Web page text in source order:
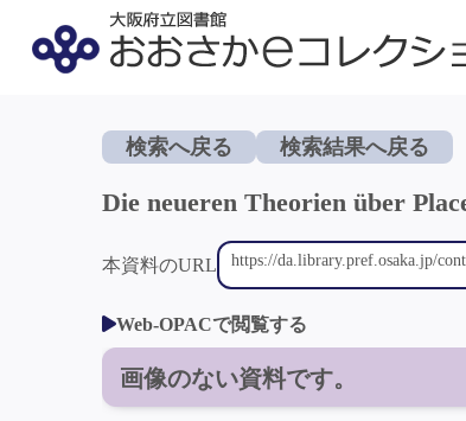
検索へ戻る 検索結果へ戻る
Die neueren Theorien über
本資料のURL
Web-OPACで閲覧する
画像のない資料です。